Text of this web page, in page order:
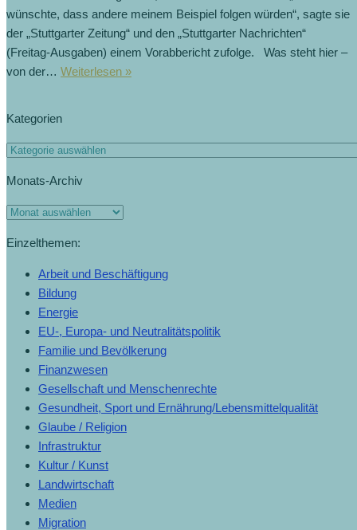
wünschte, dass andere meinem Beispiel folgen würden“, sagte sie
der „Stuttgarter Zeitung“ und den „Stuttgarter Nachrichten“
(Freitag-Ausgaben) einem Vorabbericht zufolge. Was steht hier –
von der… Weiterlesen »EU-
Verlassen
Kategorien
Kategorien
Monats-Archiv
Monats-
Einzelthemen:
Arbeit und Beschäftigung
Bildung
Energie
EU-, Europa- und Neutralitätspolitik
Familie und Bevölkerung
Finanzwesen
Gesellschaft und Menschenrechte
Gesundheit, Sport und Ernährung/Lebensmittelqualität
Glaube / Religion
Infrastruktur
Kultur / Kunst
Landwirtschaft
Medien
Migration